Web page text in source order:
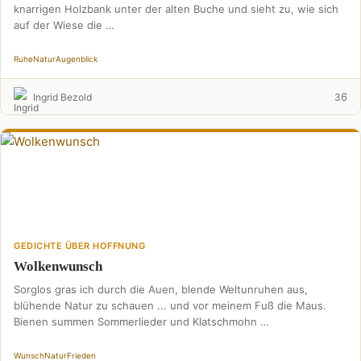
knarrigen Holzbank unter der alten Buche und sieht zu, wie sich
auf der Wiese die …
RuheNaturAugenblick
Ingrid Bezold 36
GEDICHTE ÜBER HOFFNUNG
Wolkenwunsch
Sorglos gras ich durch die Auen, blende Weltunruhen aus,
blühende Natur zu schauen ... und vor meinem Fuß die Maus.
Bienen summen Sommerlieder und Klatschmohn …
WunschNaturFrieden